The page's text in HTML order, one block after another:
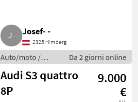
Josef- -
2325 Himberg
Auto/moto /
Berline
Da 2 giorni online
Audi S3 quattro
8P
9.000
€